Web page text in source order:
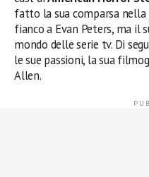
fatto la sua comparsa nella
fianco a Evan Peters, ma il
mondo delle serie tv. Di
le sue passioni, la sua
Allen.